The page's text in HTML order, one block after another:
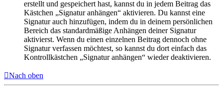
erstellt und gespeichert hast, kannst du in jedem Beitrag das
Kästchen „Signatur anhängen“ aktivieren. Du kannst eine
Signatur auch hinzufügen, indem du in deinem persönlichen
Bereich das standardmäßige Anhängen deiner Signatur
aktivierst. Wenn du einen einzelnen Beitrag dennoch ohne
Signatur verfassen möchtest, so kannst du dort einfach das
Kontrollkästchen „Signatur anhängen“ wieder deaktivieren.
Nach oben